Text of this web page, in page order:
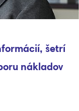
šetrí
nákladov